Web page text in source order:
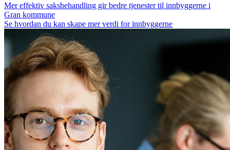
Mer effektiv saksbehandling gir bedre tjenester til innbyggerne i
Gran kommune
Se hvordan du kan skape mer verdi for innbyggerne